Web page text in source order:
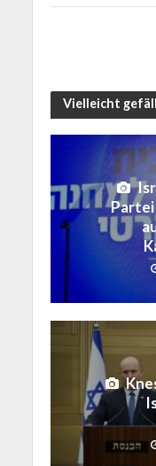
Vielleicht